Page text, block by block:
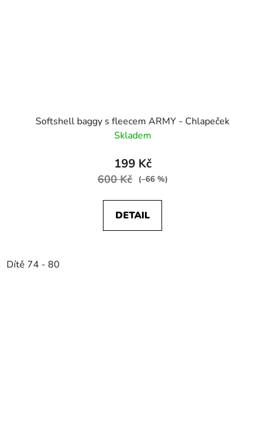
Softshell baggy s fleecem ARMY - Chlapeček
Skladem
199 Kč
600 Kč (–66 %)
DETAIL
Dítě 74 - 80